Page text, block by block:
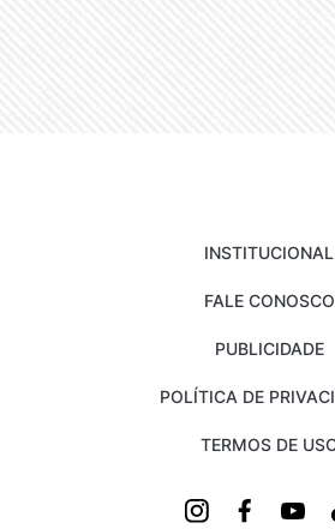
INSTITUCIONAL
FALE CONOSCO
PUBLICIDADE
POLÍTICA DE
TERMOS DE